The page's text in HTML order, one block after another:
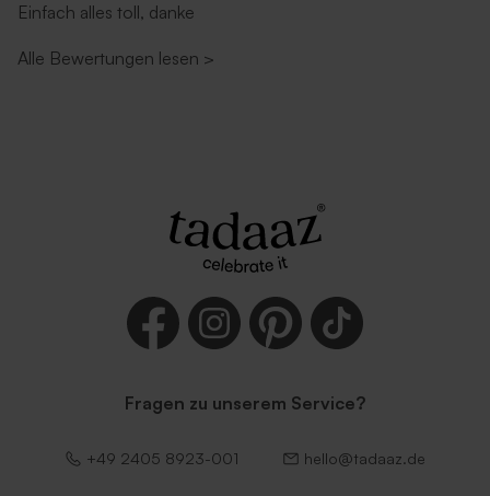
Umschlag mit
Einfach alles toll, danke
Alle Bewertungen lesen >
Fragen zu unserem Service?
+49 2405 8923-001 hello@tadaaz.de